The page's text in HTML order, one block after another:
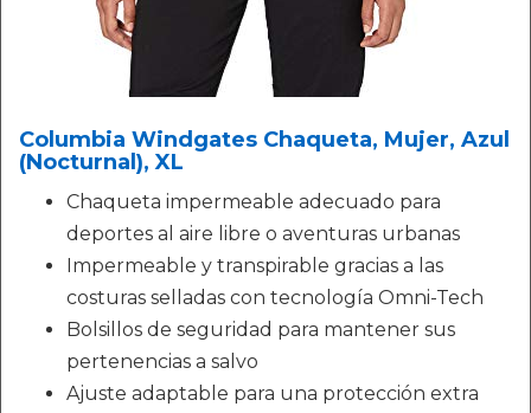
Columbia Windgates Chaqueta, Mujer, Azul
(Nocturnal), XL
Chaqueta impermeable adecuado para
deportes al aire libre o aventuras urbanas
Impermeable y transpirable gracias a las
costuras selladas con tecnología Omni-Tech
Bolsillos de seguridad para mantener sus
pertenencias a salvo
Ajuste adaptable para una protección extra